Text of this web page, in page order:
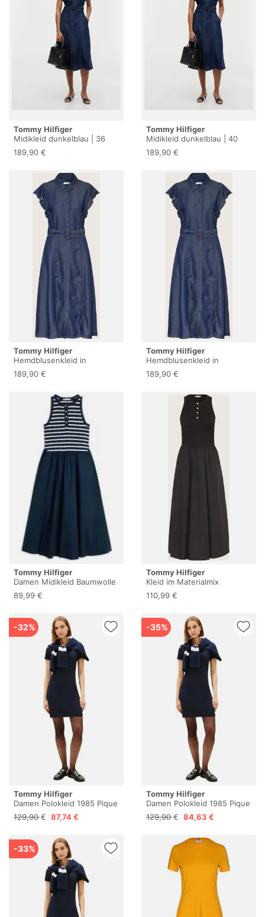
Tommy Hilfiger
Midikleid dunkelblau | 36
189,90 €
Tommy Hilfiger
Midikleid dunkelblau | 40
189,90 €
Tommy Hilfiger
Hemdblusenkleid in
Jeansoptik
189,90 €
Tommy Hilfiger
Hemdblusenkleid in
Jeansoptik
189,90 €
Tommy Hilfiger
Damen Midikleid Baumwolle
L
89,99 €
Tommy Hilfiger
Kleid im Materialmix
110,99 €
-32%
Tommy Hilfiger
Damen Polokleid 1985 Pique
Slim Fit, Blau (Desert Sky),
M
129,90 € 87,74 €
-35%
Tommy Hilfiger
Damen Polokleid 1985 Pique
Slim Fit, Blau (Desert Sky), S
129,90 € 84,63 €
-33%